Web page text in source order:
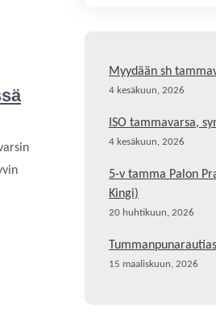
Myydään sh
4 kesäkuun, 2026
ISO tammavarsa,
4 kesäkuun, 2026
5-v tamma Palon
Kingi)
20 huhtikuun, 2026
15 maaliskuun, 2026